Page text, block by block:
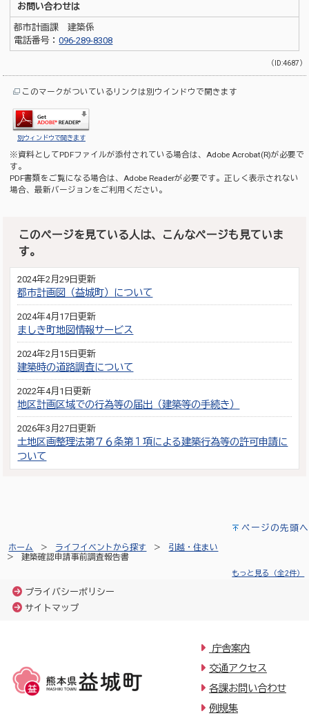
お問い合わせは
都市計画課 建築係
電話番号：096-289-8308
（ID:4687）
このマークがついているリンクは別ウインドウで開きます
別ウィンドウで開きます
※資料としてPDFファイルが添付されている場合は、 Adobe Acrobat(R)が必要で
す。
PDF書類をご覧になる場合は、 Adobe Readerが必要です。正しく表示されない
場合、最新バージョンをご利用ください。
このページを見ている人は、こんなページも見ていま
す。
2024年2月29日更新
都市計画図（益城町）について
2024年4月17日更新
ましき町地図情報サービス
2024年2月15日更新
建築時の道路調査について
2022年4月1日更新
地区計画区域での行為等の届出（建築等の手続き）
2026年3月27日更新
土地区画整理法第７６条第１項による建築行為等の許可申請に
ついて
ページの先頭へ
ホーム ライフイベントから探す
引越・住まい
建築確認申請事前調査報告書
もっと見る（全2件）
プライバシーポリシー
サイトマップ
庁舎案内
交通アクセス
各課お問い合わせ
例規集